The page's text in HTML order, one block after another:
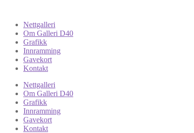
Nettgalleri
Om Galleri D40
Grafikk
Innramming
Gavekort
Kontakt
Nettgalleri
Om Galleri D40
Grafikk
Innramming
Gavekort
Kontakt